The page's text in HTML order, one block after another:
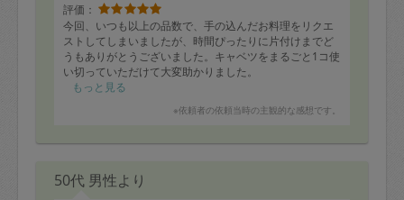
評価：
今回、いつも以上の品数で、手の込んだお料理をリクエ
ストしてしまいましたが、時間ぴったりに片付けまでど
うもありがとうございました。キャベツをまるごと1コ使
い切っていただけて大変助かりました。
人参の肉巻き
コロッケ
もっと見る
※依頼者の依頼当時の主観的な感想です。
50代 男性より